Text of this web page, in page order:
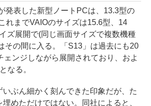
発表した新型ノートPCは、13.3型の
れまでVAIOのサイズは15.6型、14
ズ展開で(同じ画面サイズで複数機種
その間に入る。「S13」は過去にも20
ェンジしながら展開されており、およ
なる。
ぶん細かく刻んできた印象だが、た
めただけではない。同社によると、